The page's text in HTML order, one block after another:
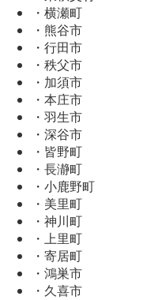
・横瀬町
・熊谷市
・行田市
・秩父市
・加須市
・本庄市
・羽生市
・深谷市
・皆野町
・長瀞町
・小鹿野町
・美里町
・神川町
・上里町
・寄居町
・鴻巣市
・久喜市